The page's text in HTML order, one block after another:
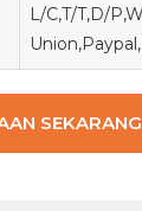
L/C,T/T,D/
SEKARANG